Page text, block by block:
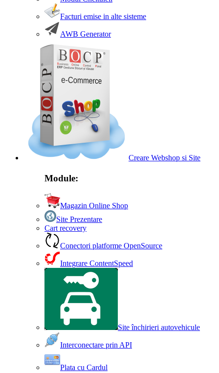
Facturi emise in alte sisteme
AWB Generator
Creare Webshop si Site
Module:
Magazin Online Shop
Site Prezentare
Cart recovery
Conectori platforme OpenSource
Integrare ContentSpeed
Site închirieri autovehicule
Interconectare prin API
Plata cu Cardul